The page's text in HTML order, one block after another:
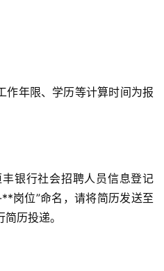
年限、学历等计算时间为报
银行社会招聘人员信息登记
岗位”命名，请将简历发送至
历投递。